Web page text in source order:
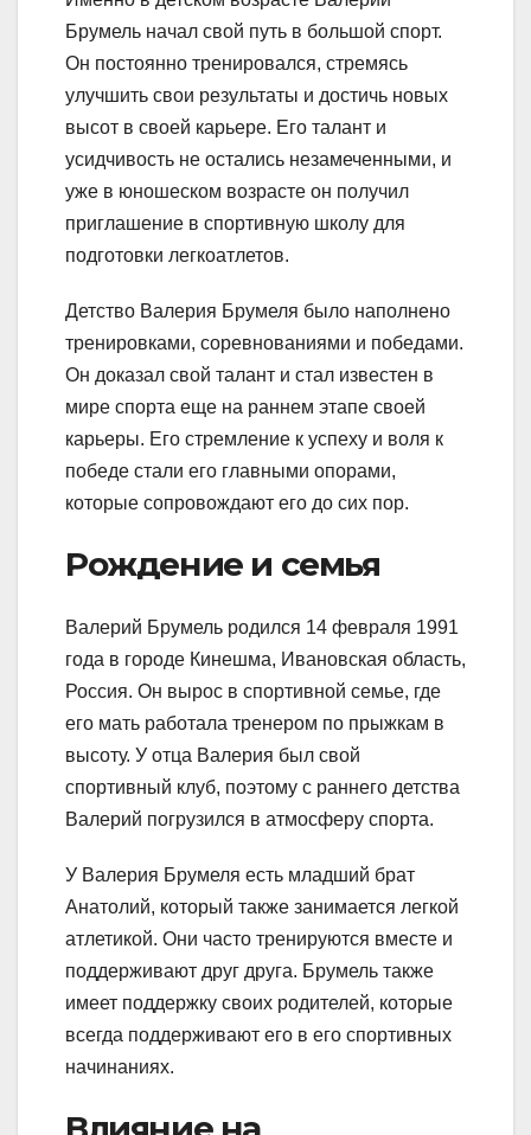
Брумель начал свой путь в большой спорт.
Он постоянно тренировался, стремясь
улучшить свои результаты и достичь новых
высот в своей карьере. Его талант и
усидчивость не остались незамеченными, и
уже в юношеском возрасте он получил
приглашение в спортивную школу для
подготовки легкоатлетов.
Детство Валерия Брумеля было наполнено
тренировками, соревнованиями и победами.
Он доказал свой талант и стал известен в
мире спорта еще на раннем этапе своей
карьеры. Его стремление к успеху и воля к
победе стали его главными опорами,
которые сопровождают его до сих пор.
Рождение и семья
Валерий Брумель родился 14 февраля 1991
года в городе Кинешма, Ивановская область,
Россия. Он вырос в спортивной семье, где
его мать работала тренером по прыжкам в
высоту. У отца Валерия был свой
спортивный клуб, поэтому с раннего детства
Валерий погрузился в атмосферу спорта.
У Валерия Брумеля есть младший брат
Анатолий, который также занимается легкой
атлетикой. Они часто тренируются вместе и
поддерживают друг друга. Брумель также
имеет поддержку своих родителей, которые
всегда поддерживают его в его спортивных
начинаниях.